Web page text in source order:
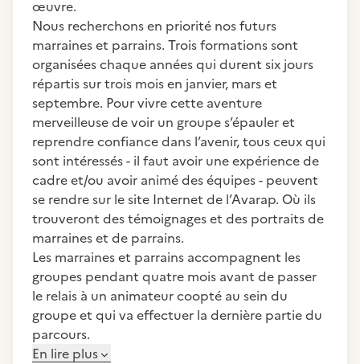
œuvre.
Nous recherchons en priorité nos futurs
marraines et parrains. Trois formations sont
organisées chaque années qui durent six jours
répartis sur trois mois en janvier, mars et
septembre. Pour vivre cette aventure
merveilleuse de voir un groupe s’épauler et
reprendre confiance dans l’avenir, tous ceux qui
sont intéressés - il faut avoir une expérience de
cadre et/ou avoir animé des équipes - peuvent
se rendre sur le site Internet de l’Avarap. Où ils
trouveront des témoignages et des portraits de
marraines et de parrains.
Les marraines et parrains accompagnent les
groupes pendant quatre mois avant de passer
le relais à un animateur coopté au sein du
groupe et qui va effectuer la dernière partie du
parcours.
En lire plus